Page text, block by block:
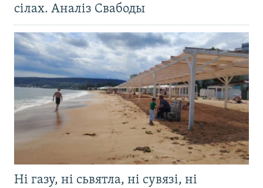
сілах. Аналіз Свабоды
Ні газу, ні сьвятла, ні сувязі, ні